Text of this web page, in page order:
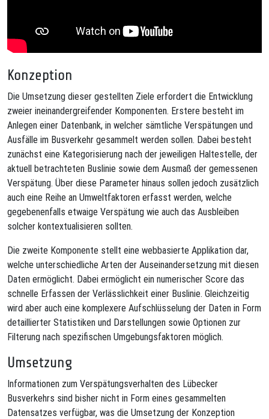
Konzeption
Die Umsetzung dieser gestellten Ziele erfordert die Entwicklung
zweier ineinandergreifender Komponenten. Erstere besteht im
Anlegen einer Datenbank, in welcher sämtliche Verspätungen und
Ausfälle im Busverkehr gesammelt werden sollen. Dabei besteht
zunächst eine Kategorisierung nach der jeweiligen Haltestelle, der
aktuell betrachteten Buslinie sowie dem Ausmaß der gemessenen
Verspätung. Über diese Parameter hinaus sollen jedoch zusätzlich
auch eine Reihe an Umweltfaktoren erfasst werden, welche
gegebenenfalls etwaige Verspätung wie auch das Ausbleiben
solcher kontextualisieren sollten.
Die zweite Komponente stellt eine webbasierte Applikation dar,
welche unterschiedliche Arten der Auseinandersetzung mit diesen
Daten ermöglicht. Dabei ermöglicht ein numerischer Score das
schnelle Erfassen der Verlässlichkeit einer Buslinie. Gleichzeitig
wird aber auch eine komplexere Aufschlüsselung der Daten in Form
detaillierter Statistiken und Darstellungen sowie Optionen zur
Filterung nach spezifischen Umgebungsfaktoren möglich.
Umsetzung
Informationen zum Verspätungsverhalten des Lübecker
Busverkehrs sind bisher nicht in Form eines gesammelten
Datensatzes verfügbar, was die Umsetzung der Konzeption